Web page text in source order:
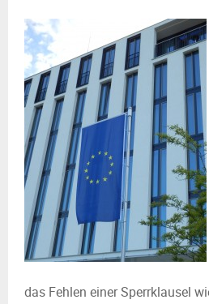
das Fehlen einer Sperrklausel